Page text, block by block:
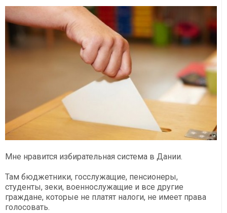
Мне нравится избирательная система в Дании.
Там бюджетники, госслужащие, пенсионеры,
студенты, зеки, военнослужащие и все другие
граждане, которые не платят налоги, не имеет права
голосовать.